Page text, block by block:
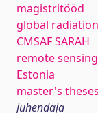
magistritööd
global radiation
CMSAF SARAH
remote sensing
Estonia
master's theses
juhendaja